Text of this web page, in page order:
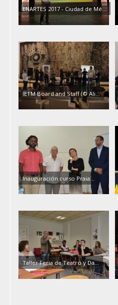
ENARTES 2017 - Ciudad de Mé...
IETM Board and Staff (© Ali...
Inauguración curso Praia...
Taller Feria de Teatro y Da...